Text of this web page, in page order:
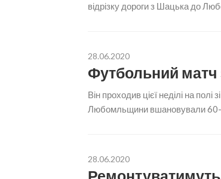
відрізку дороги з Шацька до
28.06.2020
Футбольний матч
Він проходив цієї неділі на
Любомльщини вшановували 60-
28.06.2020